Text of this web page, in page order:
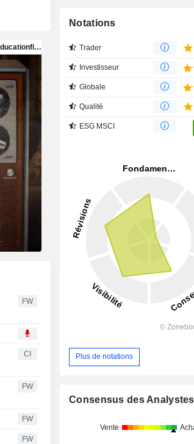
FW
CI
FW
FW
FW
Notations
Trader
Investisseur
Globale
Qualité
ESG MSCI
Plus de notations
Consensus des Analystes
Vente